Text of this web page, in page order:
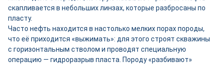
скапливается в небольших линзах, которые разбросаны по
пласту.
Часто нефть находится в настолько мелких порах породы,
что её приходится «выжимать»: для этого строят скважины
с горизонтальным стволом и проводят специальную
операцию — гидроразрыв пласта. Породу «разбивают»